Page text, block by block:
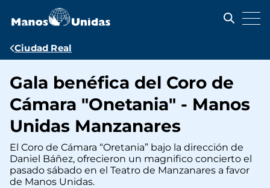
contenido
Ruta
navegación
Ciudad Real
Gala benéfica del Coro de
Cámara "Onetania" - Manos
Unidas Manzanares
El Coro de Cámara “Oretania” bajo la dirección de
Daniel Báñez, ofrecieron un magnifico concierto el
pasado sábado en el Teatro de Manzanares a favor
de Manos Unidas.